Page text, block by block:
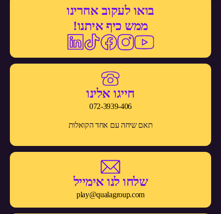
בואו לעקוב אחרינו
ממש כיף איתנו!
חייגו אלינו
072-3939-406
תאם שיחה עם אחד הקואלות
שלחו לנו אימייל
play@qualagroup.com